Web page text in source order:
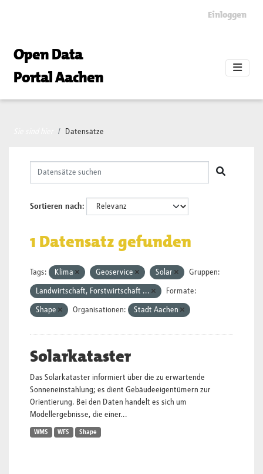
Einloggen
Open Data
Portal Aachen
Datensätze
Sortieren nach
1 Datensatz gefunden
Tags: Klima Geoservice Solar Gruppen:
Landwirtschaft, Forstwirtschaft ... Formate:
Shape Organisationen: Stadt Aachen
Solarkataster
Das Solarkataster informiert über die zu erwartende
Sonneneinstahlung; es dient Gebäudeeigentümern zur
Orientierung. Bei den Daten handelt es sich um
Modellergebnisse, die einer...
WMS WFS Shape